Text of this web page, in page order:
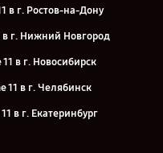
в г. Ростов-на-Дону
в г. Нижний Новгород
в г. Новосибирск
11 в г. Челябинск
в г. Екатеринбург